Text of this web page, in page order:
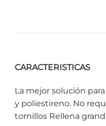
CARACTERISTICAS
La mejor solución
y poliestireno. No
tornillos Rellena